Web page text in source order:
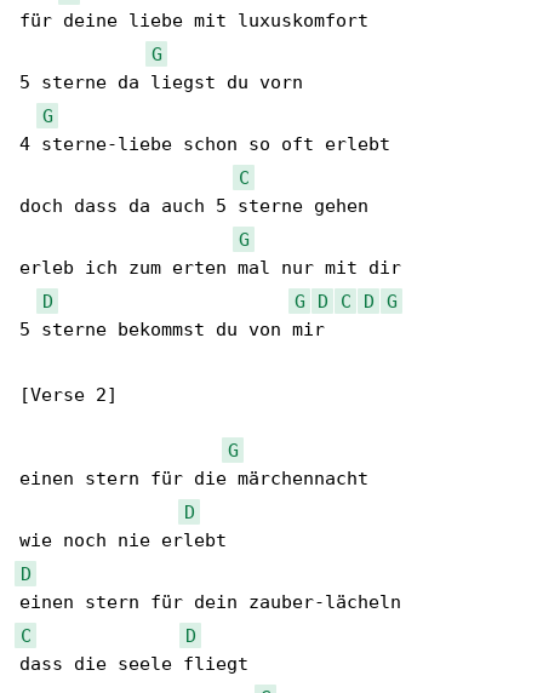
für deine liebe mit luxuskomfort
G
5 sterne da liegst du vorn
G
4 sterne-liebe schon so oft erlebt
C
doch dass da auch 5 sterne gehen
G
erleb ich zum erten mal nur mit dir
D
G D C D
G
5 sterne bekommst du von mir
[Verse 2]
G
einen stern für die märchennacht
D
D
C
D
dass die seele fliegt